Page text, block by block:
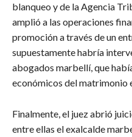
blanqueo y de la Agencia
amplió a las operaciones
promoción a través de un
supuestamente habría
abogados marbellí, que
económicos del matrimonio
Finalmente, el juez abrió
entre ellas el exalcalde